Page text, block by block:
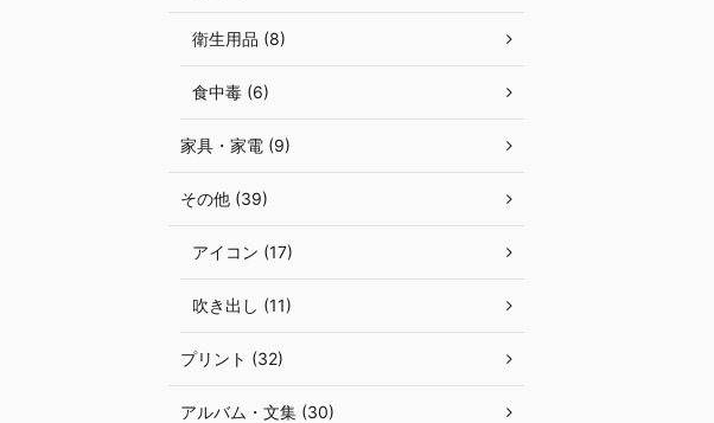
衛生用品 (8)
食中毒 (6)
家具・家電 (9)
その他 (39)
アイコン (17)
吹き出し (11)
プリント (32)
アルバム・文集 (30)